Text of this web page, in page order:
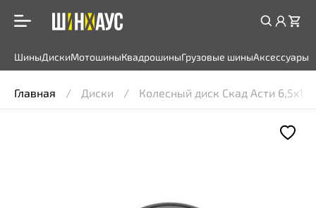
ШиныДискиМотошиныКвадрошиныГрузовые шиныАксессуары
Главная Диски Колесный диск Скад Асти